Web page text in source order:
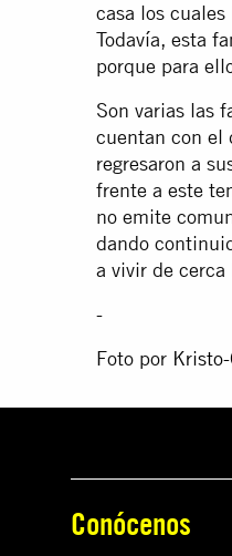
casa los
Todavía, esta
porque para
Son varias las
cuentan con el
regresaron a
frente a este
no emite
dando
a vivir de
-
Foto por
Conócenos